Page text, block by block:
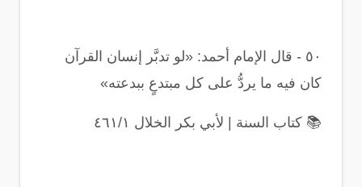
٥٠ - قال الإمام أحمد: «لو تدبَّر إنسان القرآن
كان فيه ما يردُّ على كل مبتدعٍ ببدعته»
📚 كتاب السنة | لأبي بكر الخلال ٤٦١/١